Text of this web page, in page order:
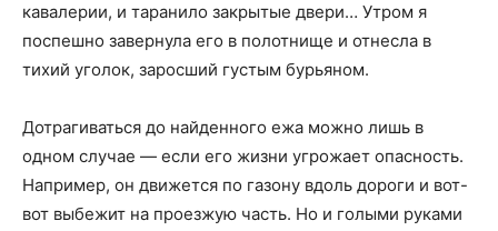
кавалерии, и таранило закрытые двери… Утром я
поспешно завернула его в полотнище и отнесла в
тихий уголок, заросший густым бурьяном.
Дотрагиваться до найденного ежа можно лишь в
одном случае — если его жизни угрожает опасность.
Например, он движется по газону вдоль дороги и вот-
вот выбежит на проезжую часть. Но и голыми руками